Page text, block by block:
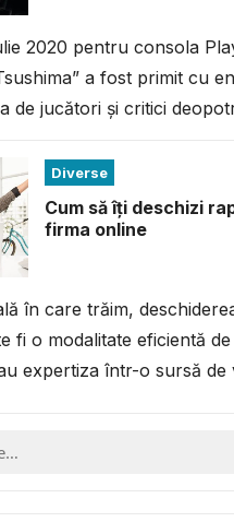
2020 pentru consola
a fost primit cu
de jucători și critici
Diverse
Cum să îți deschizi
firma online
în care trăim,
fi o modalitate eficientă
expertiza într-o sursă de